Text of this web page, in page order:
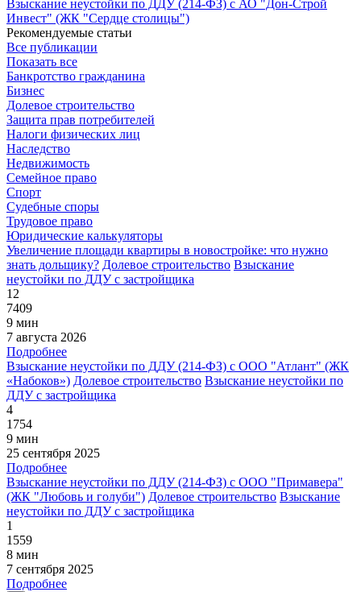
Взыскание неустойки по ДДУ (214-ФЗ) с АО "Дон-Строй
Инвест" (ЖК "Сердце столицы")
Рекомендуемые статьи
Все публикации
Показать все
Банкротство гражданина
Бизнес
Долевое строительство
Защита прав потребителей
Налоги физических лиц
Наследство
Недвижимость
Семейное право
Спорт
Судебные споры
Трудовое право
Юридические калькуляторы
Увеличение площади квартиры в новостройке: что нужно
знать дольщику? Долевое строительство Взыскание
неустойки по ДДУ с застройщика
12
7409
9 мин
7 августа 2026
Подробнее
Взыскание неустойки по ДДУ (214-ФЗ) с ООО "Атлант" (ЖК
«Набоков») Долевое строительство Взыскание неустойки по
ДДУ с застройщика
4
1754
9 мин
25 сентября 2025
Подробнее
Взыскание неустойки по ДДУ (214-ФЗ) с ООО "Примавера"
(ЖК "Любовь и голуби") Долевое строительство Взыскание
неустойки по ДДУ с застройщика
1
1559
8 мин
7 сентября 2025
Подробнее